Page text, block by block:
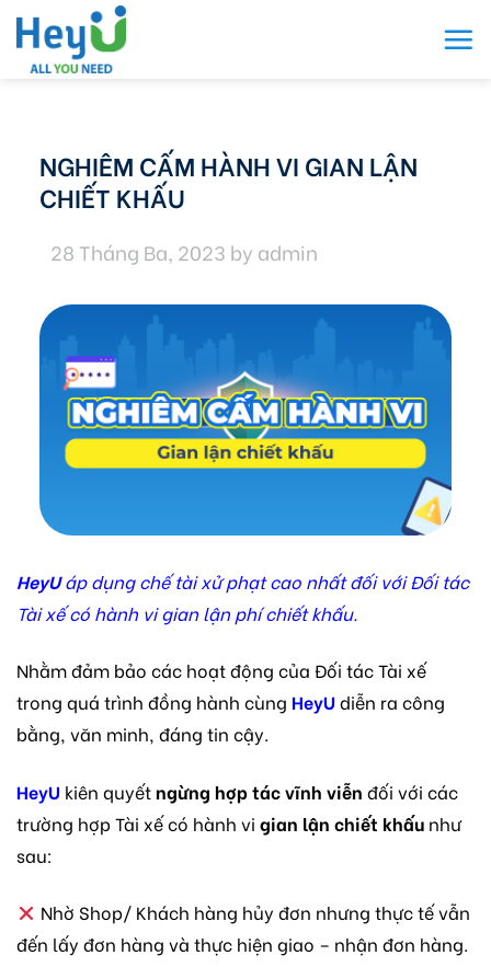
Skip
to
content
NGHIÊM CẤM HÀNH VI GIAN LẬN
CHIẾT KHẤU
28 Tháng Ba, 2023 by admin
HeyUáp dụng chế tài xử phạt cao nhất đối với Đối tác
Tài xế có hành vi gian lận phí chiết khấu.
Nhằm đảm bảo các hoạt động của Đối tác Tài xế
trong quá trình đồng hành cùng HeyU diễn ra công
bằng, văn minh, đáng tin cậy.
HeyU kiên quyếtngừng hợp tác vĩnh viễn đối với các
trường hợp Tài xế có hành vi gian lận chiết khấu như
sau:
Nhờ Shop/ Khách hàng hủy đơn nhưng thực tế vẫn
đến lấy đơn hàng và thực hiện giao – nhận đơn hàng.